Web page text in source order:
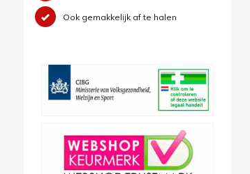
Ook gemakkelijk af te halen